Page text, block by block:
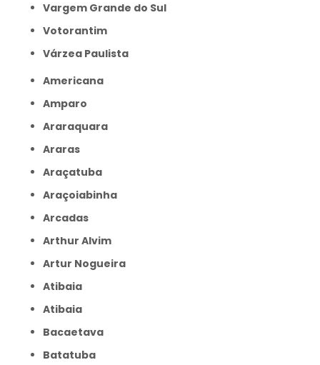
Vargem Grande do Sul
Votorantim
Várzea Paulista
Americana
Amparo
Araraquara
Araras
Araçatuba
Araçoiabinha
Arcadas
Arthur Alvim
Artur Nogueira
Atibaia
Atibaia
Bacaetava
Batatuba